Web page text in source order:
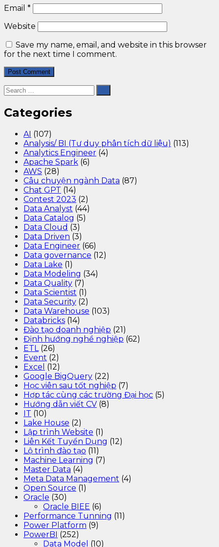
Email *
Website
Save my name, email, and website in this browser
for the next time I comment.
Categories
AI (107)
Analysis/ BI (Tư duy phân tích dữ liệu) (113)
Analytics Engineer (4)
Apache Spark (6)
AWS (28)
Câu chuyện ngành Data (87)
Chat GPT (14)
Contest 2023 (2)
Data Analyst (44)
Data Catalog (5)
Data Cloud (3)
Data Driven (3)
Data Engineer (66)
Data governance (12)
Data Lake (1)
Data Modeling (34)
Data Quality (7)
Data Scientist (1)
Data Security (2)
Data Warehouse (103)
Databricks (14)
Đào tạo doanh nghiệp (21)
Định hướng nghề nghiệp (62)
ETL (26)
Event (2)
Excel (12)
Google BigQuery (22)
Học viên sau tốt nghiệp (7)
Hợp tác cùng các trường Đại học (5)
Hướng dẫn viết CV (8)
IT (10)
Lake House (2)
Lập trình Website (1)
Liên Kết Tuyển Dụng (12)
Lộ trình đào tạo (11)
Machine Learning (7)
Master Data (4)
Meta Data Management (4)
Open Source (1)
Oracle (30)
Oracle BIEE (6)
Performance Tunning (11)
Power Platform (9)
PowerBI (252)
Data Model (10)